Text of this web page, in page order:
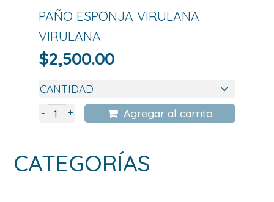
PAÑO ESPONJA VIRULANA
VIRULANA
$2,500.00
- + Agregar al carrito
CATEGORÍAS